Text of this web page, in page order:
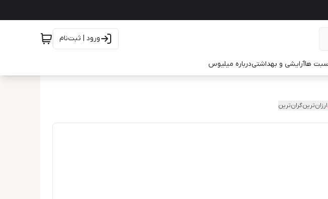
ورود | ثبت‌نام
هاآرایشی و بهداشتیدرباره میلیوس
ارزان‌ترینگران‌ترین